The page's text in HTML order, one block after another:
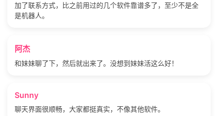
加了联系方式，比之前用过的几个软件靠谱多了，至少不是全
是机器人。
阿杰
和妹妹聊了下，然后就出来了。没想到妹妹活这么好！
Sunny
聊天界面很顺畅，大家都挺真实，不像其他软件。